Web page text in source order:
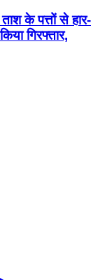
के पत्तों से हार-
गिरफ्तार,